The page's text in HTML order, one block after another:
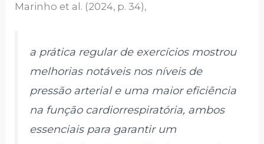
Marinho et al. (2024, p. 34),
a prática regular de exercícios mostrou
melhorias notáveis nos níveis de
pressão arterial e uma maior eficiência
na função cardiorrespiratória, ambos
essenciais para garantir um